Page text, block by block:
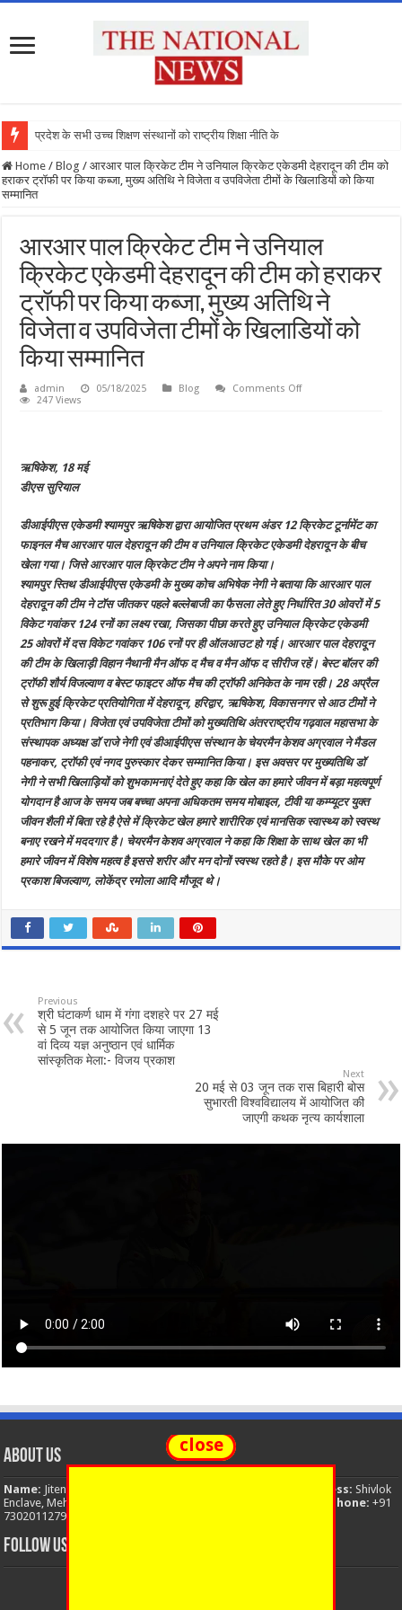
प्रदेश के सभी उच्च शिक्षण संस्थानों को राष्ट्रीय शिक्षा नीति के अनुर
Home / Blog / आरआर पाल क्रिकेट टीम ने उनियाल क्रिकेट एकेडमी देहरादून की टीम को
हराकर ट्रॉफी पर किया कब्जा, मुख्य अतिथि ने विजेता व उपविजेता टीमों के खिलाडियों को किया
सम्मानित
आरआर पाल क्रिकेट टीम ने उनियाल
क्रिकेट एकेडमी देहरादून की टीम को हराकर
ट्रॉफी पर किया कब्जा, मुख्य अतिथि ने
विजेता व उपविजेता टीमों के खिलाडियों को
किया सम्मानित
admin 05/18/2025 Blog Comments Offon
टीम
को
हराकर
ट्रॉफी
कब्जा,
मुख्य
अतिथि
ने
विजेता
व
उपविजेता
टीमों
के
खिलाडियों
को
सम्मानित
247 Views
ऋषिकेश, 18 मई
डीएस सुरियाल
डीआईपीएस एकेडमी श्यामपुर ऋषिकेश द्वारा आयोजित प्रथम अंडर 12 क्रिकेट टूर्नामेंट का
फाइनल मैच आरआर पाल देहरादून की टीम व उनियाल क्रिकेट एकेडमी देहरादून के बीच
खेला गया। जिसे आरआर पाल क्रिकेट टीम ने अपने नाम किया।
श्यामपुर स्तिथ डीआईपीएस एकेडमी के मुख्य कोच अभिषेक नेगी ने बताया कि आरआर पाल
देहरादून की टीम ने टॉस जीतकर पहले बल्लेबाजी का फैसला लेते हुए निर्धारित 30 ओवरों में 5
विकेट गवांकर 124 रनों का लक्ष्य रखा, जिसका पीछा करते हुए उनियाल क्रिकेट एकेडमी
25 ओवरों में दस विकेट गवांकर 106 रनों पर ही ऑलआउट हो गई। आरआर पाल देहरादून
की टीम के खिलाड़ी विहान नैथानी मैन ऑफ द मैच व मैन ऑफ द सीरीज रहें। बेस्ट बॉलर की
ट्रॉफी शौर्य विजल्वाण व बेस्ट फाइटर ऑफ मैच की ट्रॉफी अनिकेत के नाम रही। 28 अप्रैल
से शुरू हुई क्रिकेट प्रतियोगिता में देहरादून, हरिद्वार, ऋषिकेश, विकासनगर से आठ टीमों ने
प्रतिभाग किया। विजेता एवं उपविजेता टीमों को मुख्यतिथि अंतरराष्ट्रीय गढ़वाल महासभा के
संस्थापक अध्यक्ष डॉ राजे नेगी एवं डीआईपीएस संस्थान के चेयरमैन केशव अग्रवाल ने मैडल
पहनाकर, ट्रॉफी एवं नगद पुरुस्कार देकर सम्मानित किया। इस अवसर पर मुख्यतिथि डॉ
नेगी ने सभी खिलाड़ियों को शुभकामनाएं देते हुए कहा कि खेल का हमारे जीवन में बड़ा महत्वपूर्ण
योगदान है आज के समय जब बच्चा अपना अधिकतम समय मोबाइल, टीवी या कम्प्यूटर युक्त
जीवन शैली में बिता रहे है ऐसे में क्रिकेट खेल हमारे शारीरिक एवं मानसिक स्वास्थ्य को स्वस्थ
बनाए रखने में मददगार है। चेयरमैन केशव अग्रवाल ने कहा कि शिक्षा के साथ खेल का भी
हमारे जीवन में विशेष महत्व है इससे शरीर और मन दोनों स्वस्थ रहते है। इस मौके पर ओम
प्रकाश बिजल्वाण, लोकेंद्र रमोला आदि मौजूद थे।
Previous
श्री घंटाकर्ण धाम में गंगा दशहरे पर 27 मई
से 5 जून तक आयोजित किया जाएगा 13
वां दिव्य यज्ञ अनुष्ठान एवं धार्मिक
सांस्कृतिक मेला:- विजय प्रकाश
Next
20 मई से 03 जून तक रास बिहारी बोस
सुभारती विश्वविद्यालय में आयोजित की
जाएगी कथक नृत्य कार्यशाला
About Us
Name: Jitendra Singh Address: Shivlok
Enclave, Mehuwala Mafi, Dehradun, Uttarakhand, 248001, India
Phone: +91
7302011279
FOLLOW US
close